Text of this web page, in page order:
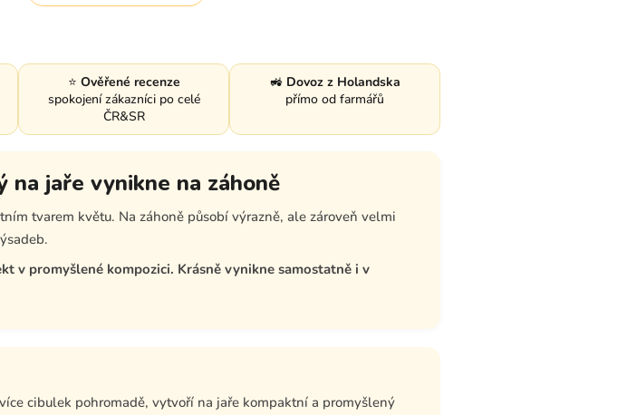
⭐ Ověřené recenze
spokojení zákazníci po celé
ČR&SR
🚜 Dovoz z Holandska
přímo od farmářů
jaře vynikne na záhoně
tvarem květu. Na záhoně působí výrazně, ale zároveň velmi
v promyšlené kompozici. Krásně vynikne samostatně i v
cibulek pohromadě, vytvoří na jaře kompaktní a promyšlený